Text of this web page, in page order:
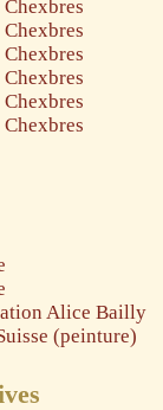
Alice Bailly
(peinture)